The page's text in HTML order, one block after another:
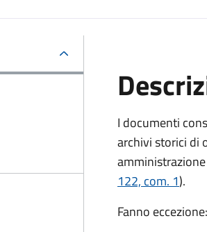
I documenti
archivi storici di
122, com. 1).
Fanno eccezione: